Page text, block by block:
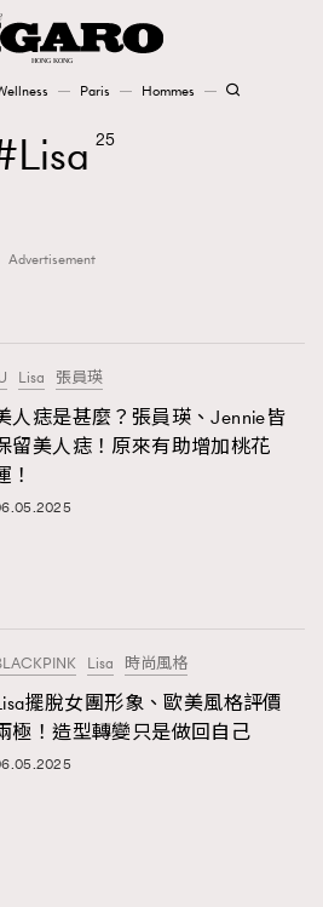
Paris Hommes
Fashion
Paris
1
EmpowerF 103
191
Lisa 25
Advertisement
Lisa 張員瑛
人痣是甚麼？張員瑛、Jennie皆
留美人痣！原來有助增加桃花
！
Lisa 時尚風格
擺脫女團形象、歐美風格評價
極！造型轉變只是做回自己